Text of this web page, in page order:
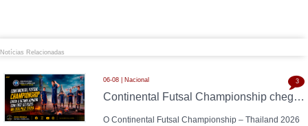
Notícias Relacionadas
06-08 | Nacional
Continental Futsal Championship chega à última jornada com três seleções na luta pelo título
O Continental Futsal Championship – Thailand 2026
3